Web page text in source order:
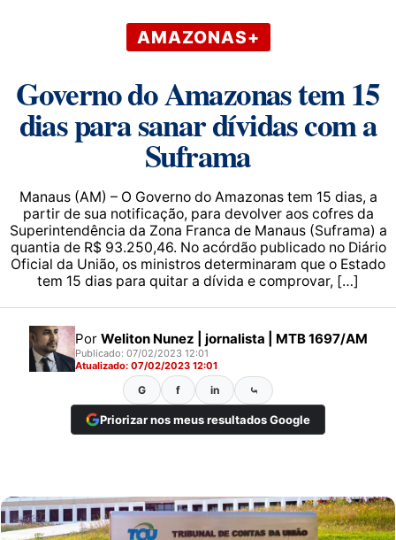
AMAZONAS+
Governo do Amazonas tem 15
dias para sanar dívidas com a
Suframa
Manaus (AM) – O Governo do Amazonas tem 15 dias, a
partir de sua notificação, para devolver aos cofres da
Superintendência da Zona Franca de Manaus (Suframa) a
quantia de R$ 93.250,46. No acórdão publicado no Diário
Oficial da União, os ministros determinaram que o Estado
tem 15 dias para quitar a dívida e comprovar, […]
Por Weliton Nunez | jornalista | MTB 1697/AM
Publicado: 07/02/2023 12:01
Atualizado: 07/02/2023 12:01
G f in ⤿
Priorizar nos meus resultados Google